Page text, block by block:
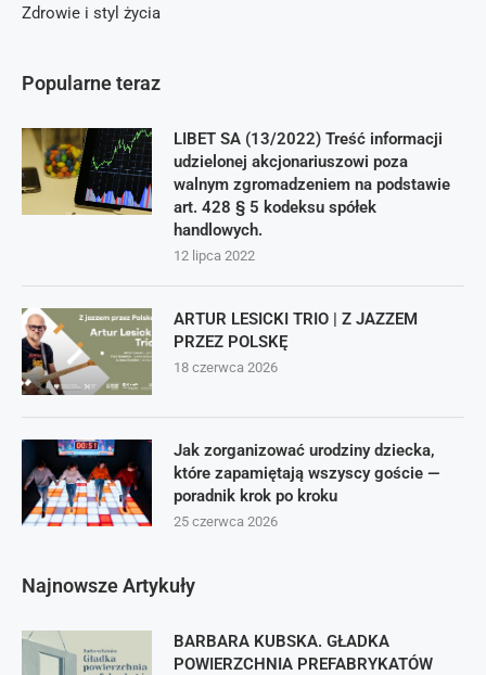
Popularne teraz
LIBET SA (13/2022) Treść informacji
udzielonej akcjonariuszowi poza
walnym zgromadzeniem na podstawie
art. 428 § 5 kodeksu spółek
handlowych.
12 lipca 2022
ARTUR LESICKI TRIO | Z JAZZEM
PRZEZ POLSKĘ
18 czerwca 2026
Jak zorganizować urodziny dziecka,
które zapamiętają wszyscy goście —
poradnik krok po kroku
25 czerwca 2026
Najnowsze Artykuły
BARBARA KUBSKA. GŁADKA
POWIERZCHNIA PREFABRYKATÓW
Zdrowie i styl życia